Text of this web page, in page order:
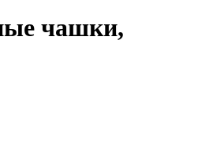
чашки,